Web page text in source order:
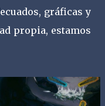
gráficas y
propia, estamos